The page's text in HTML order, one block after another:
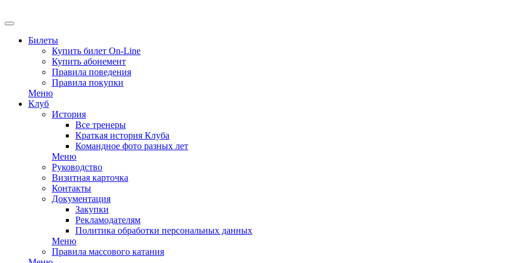
Билеты
Купить билет On-Line
Купить абонемент
Правила поведения
Правила покупки
Меню
Клуб
История
Все тренеры
Краткая история Клуба
Командное фото разных лет
Меню
Руководство
Визитная карточка
Контакты
Документация
Закупки
Рекламодателям
Политика обработки персональных данных
Меню
Правила массового катания